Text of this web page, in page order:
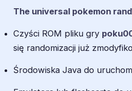
The universal pokemon
Czyści ROM pliku gry
się randomizacji już
Środowiska Java do